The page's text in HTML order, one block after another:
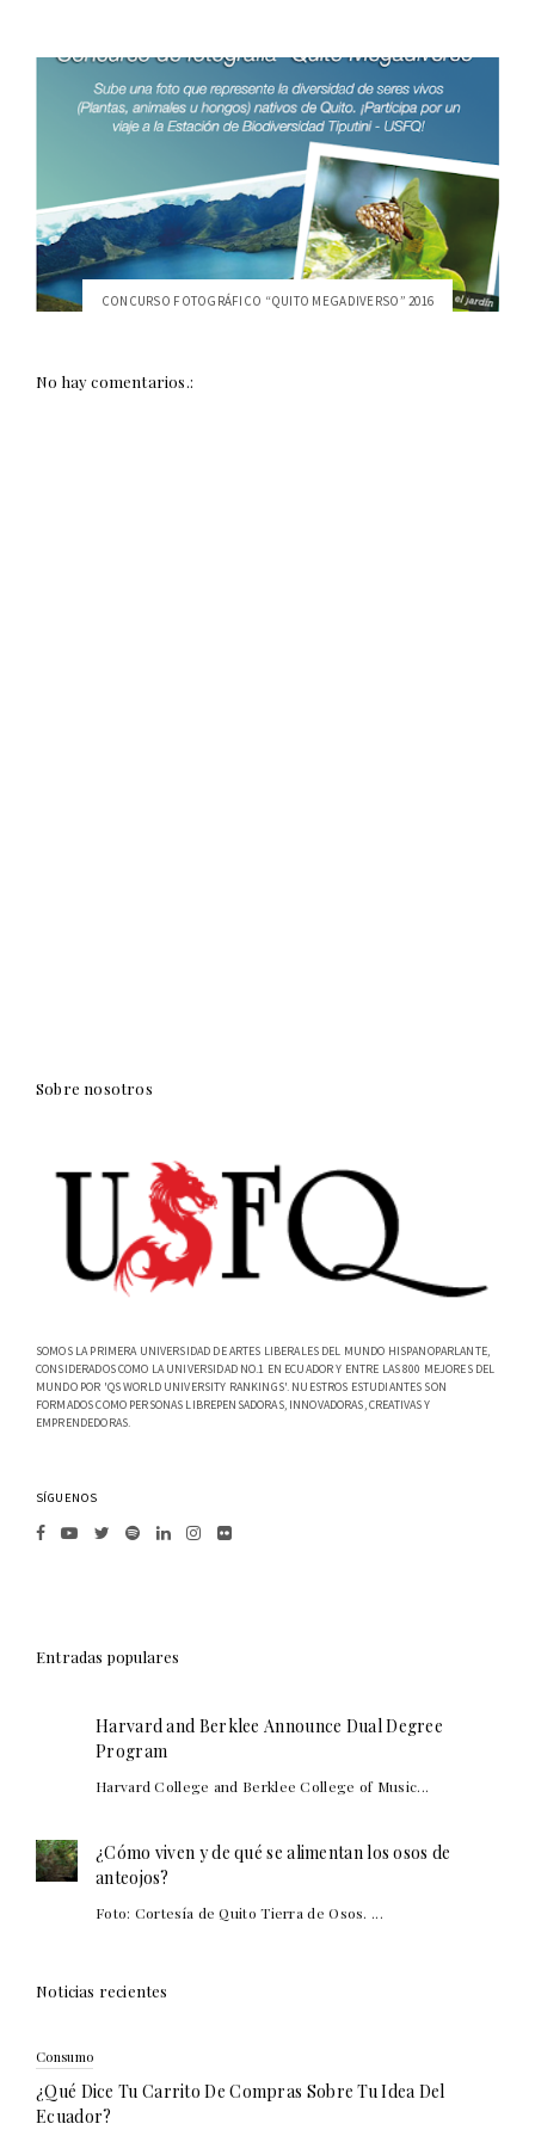
CONCURSO FOTOGRÁFICO “QUITO MEGADIVERSO” 2016
No hay comentarios.:
Sobre nosotros
SOMOS LA PRIMERA UNIVERSIDAD DE ARTES LIBERALES DEL MUNDO HISPANOPARLANTE,
CONSIDERADOS COMO LA UNIVERSIDAD NO.1 EN ECUADOR Y ENTRE LAS 800 MEJORES DEL
MUNDO POR 'QS WORLD UNIVERSITY RANKINGS'. NUESTROS ESTUDIANTES SON
FORMADOS COMO PERSONAS LIBREPENSADORAS, INNOVADORAS, CREATIVAS Y
EMPRENDEDORAS.
SÍGUENOS
Entradas populares
Harvard and Berklee Announce Dual Degree
Program
Harvard College and Berklee College of Music...
¿Cómo viven y de qué se alimentan los osos de
anteojos?
Foto: Cortesía de Quito Tierra de Osos. ...
Noticias recientes
Consumo
¿Qué Dice Tu Carrito De Compras Sobre Tu Idea Del
Ecuador?